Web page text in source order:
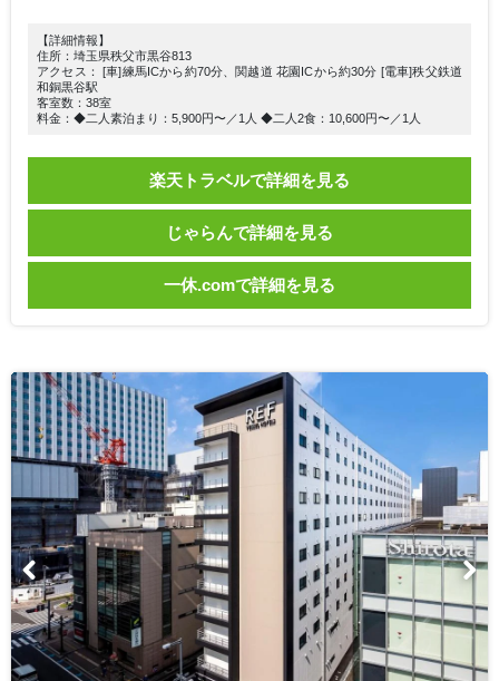
【詳細情報】
住所：埼玉県秩父市黒谷813
アクセス： [車]練馬ICから約70分、関越道 花園ICから約30分 [電車]秩父鉄道
和銅黒谷駅
客室数：38室
料金：◆二人素泊まり：5,900円〜／1人 ◆二人2食：10,600円〜／1人
楽天トラベルで詳細を見る
じゃらんで詳細を見る
一休.comで詳細を見る